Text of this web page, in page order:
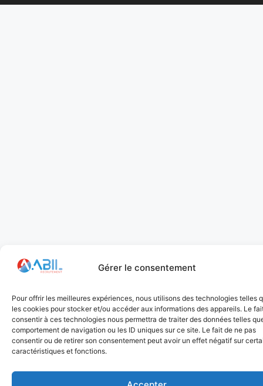
Gérer le consentement
Pour offrir les meilleures expériences, nous utilisons des technologies telles
les cookies pour stocker et/ou accéder aux informations des appareils. Le
consentir à ces technologies nous permettra de traiter des données telles
comportement de navigation ou les ID uniques sur ce site. Le fait de ne pas
consentir ou de retirer son consentement peut avoir un effet négatif sur
caractéristiques et fonctions.